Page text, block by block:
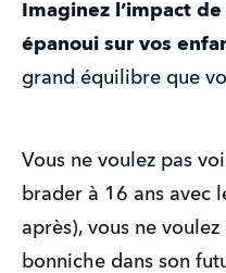
Imaginez l’impact
épanoui sur vos
grand équilibre que
Vous ne voulez pas
brader à 16 ans avec
après), vous ne voulez
bonniche dans son